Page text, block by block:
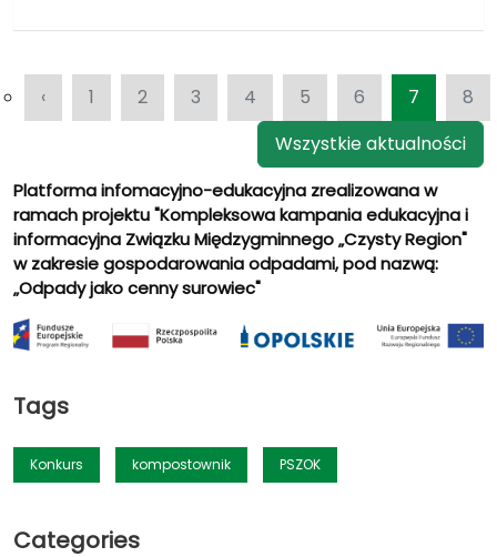
‹ 1 2 3 4 5 6 7
8
Wszystkie aktualności
Platforma infomacyjno-edukacyjna zrealizowana w
ramach projektu "Kompleksowa kampania edukacyjna i
informacyjna Związku Międzygminnego „Czysty Region"
w zakresie gospodarowania odpadami, pod nazwą:
„Odpady jako cenny surowiec"
Tags
Konkurs kompostownik PSZOK
Categories